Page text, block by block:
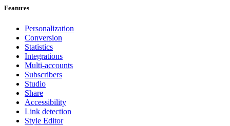
Features
Personalization
Conversion
Statistics
Integrations
Multi-accounts
Subscribers
Studio
Share
Accessibility
Link detection
Style Editor